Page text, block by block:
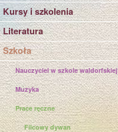
Kursy i szkolenia
Literatura
Szkoła
Nauczyciel w szkole waldorfskiej
Muzyka
Prace ręczne
Filcowy dywan